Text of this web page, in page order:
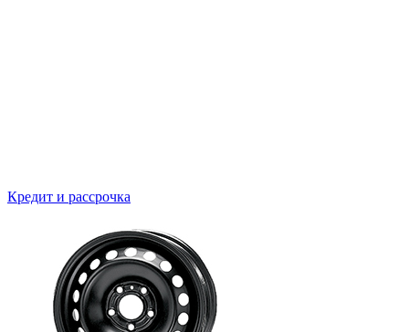
Кредит и рассрочка